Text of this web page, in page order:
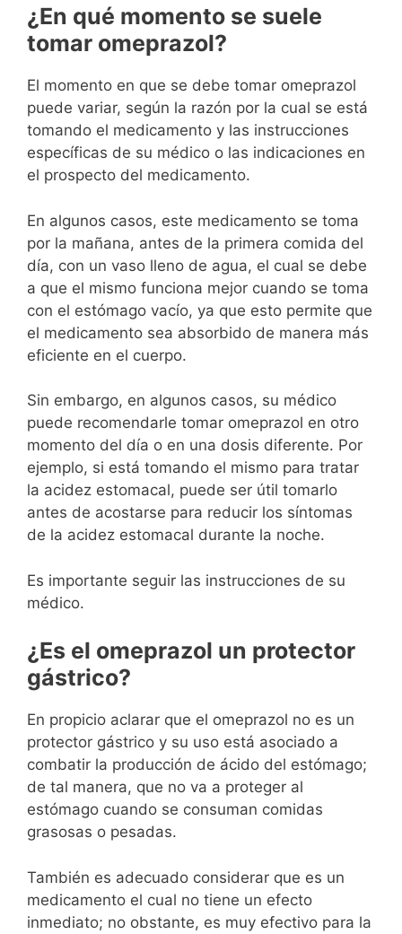
¿En qué momento se suele
tomar omeprazol?
El momento en que se debe tomar omeprazol
puede variar, según la razón por la cual se está
tomando el medicamento y las instrucciones
específicas de su médico o las indicaciones en
el prospecto del medicamento.
En algunos casos, este medicamento se toma
por la mañana, antes de la primera comida del
día, con un vaso lleno de agua, el cual se debe
a que el mismo funciona mejor cuando se toma
con el estómago vacío, ya que esto permite que
el medicamento sea absorbido de manera más
eficiente en el cuerpo.
Sin embargo, en algunos casos, su médico
puede recomendarle tomar omeprazol en otro
momento del día o en una dosis diferente. Por
ejemplo, si está tomando el mismo para tratar
la acidez estomacal, puede ser útil tomarlo
antes de acostarse para reducir los síntomas
de la acidez estomacal durante la noche.
Es importante seguir las instrucciones de su
médico.
¿Es el omeprazol un protector
gástrico?
En propicio aclarar que el omeprazol no es un
protector gástrico y su uso está asociado a
combatir la producción de ácido del estómago;
de tal manera, que no va a proteger al
estómago cuando se consuman comidas
grasosas o pesadas.
También es adecuado considerar que es un
medicamento el cual no tiene un efecto
inmediato; no obstante, es muy efectivo para la